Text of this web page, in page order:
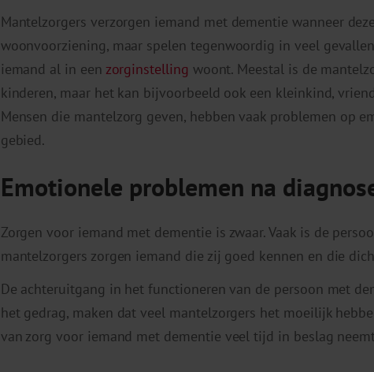
Mantelzorgers verzorgen iemand met dementie wanneer
woonvoorziening, maar spelen tegenwoordig in veel
iemand al in een zorginstelling woont. Meestal is de
kinderen, maar het kan bijvoorbeeld ook een kleinkind,
Mensen die mantelzorg geven, hebben vaak problemen op
gebied.
Emotionele problemen na
Zorgen voor iemand met dementie is zwaar. Vaak is de
mantelzorgers zorgen iemand die zij goed kennen en die
De achteruitgang in het functioneren van de persoon met
het gedrag, maken dat veel mantelzorgers het moeilijk
van zorg voor iemand met dementie veel tijd in beslag